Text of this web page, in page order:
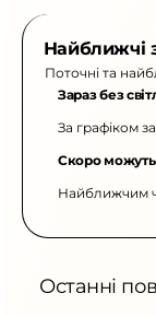
Найближчі
Поточні та
Зараз без
За графіком
Скоро
Найближчим
Останні